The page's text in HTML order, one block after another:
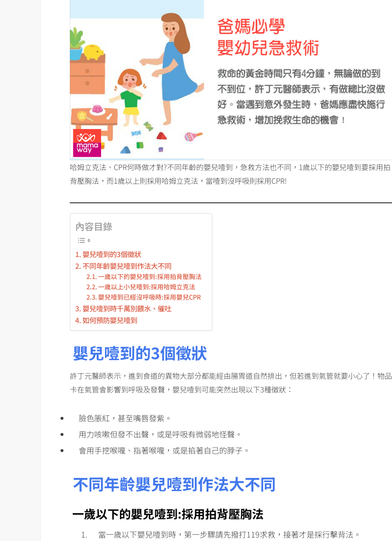
哈姆立克法、CPR何時做才對?不同年齡的嬰兒噎到，急救方法也不同，1歲以下的嬰兒噎到要採用拍
背壓胸法，而1歲以上則採用哈姆立克法，當噎到沒呼吸則採用CPR!
內容目錄
嬰兒噎到的3個徵狀
不同年齡嬰兒噎到作法大不同
一歲以下的嬰兒噎到:採用拍背壓胸法
一歲以上小兒噎到:採用哈姆立克法
嬰兒噎到已經沒呼吸時:採用嬰兒CPR
嬰兒噎到時千萬別餵水、催吐
如何預防嬰兒噎到
嬰兒噎到的3個徵狀
許丁元醫師表示，進到食道的異物大部分都能經由腸胃道自然排出，但若進到氣管就要小心了！物品
卡在氣管會影響到呼吸及發聲，嬰兒噎到可能突然出現以下3種徵狀：
臉色脹紅，甚至嘴唇發紫。
用力咳嗽但發不出聲，或是呼吸有微弱地怪聲。
會用手挖喉嚨、指著喉嚨，或是掐著自己的脖子。
不同年齡嬰兒噎到作法大不同
一歲以下的嬰兒噎到:採用拍背壓胸法
當一歲以下嬰兒噎到時，第一步驟請先撥打119求救，接著才是採行擊背法。